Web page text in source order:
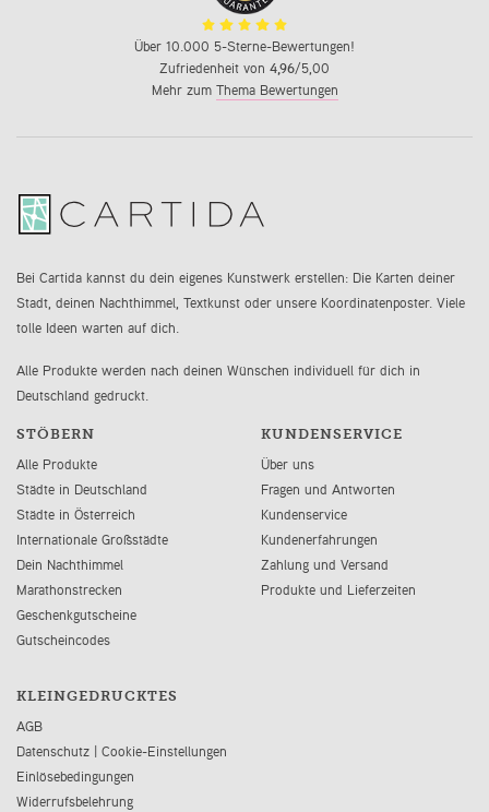
Über 10.000 5-Sterne-Bewertungen!
Zufriedenheit von 4,96/5,00
Mehr zum Thema Bewertungen
Bei Cartida kannst du dein eigenes Kunstwerk erstellen: Die Karten deiner
Stadt, deinen Nachthimmel, Textkunst oder unsere Koordinatenposter. Viele
tolle Ideen warten auf dich.
Alle Produkte werden nach deinen Wünschen individuell für dich in
Deutschland gedruckt.
STÖBERN
Alle Produkte
Städte in Deutschland
Städte in Österreich
Internationale Großstädte
Dein Nachthimmel
Marathonstrecken
Geschenkgutscheine
Gutscheincodes
KUNDENSERVICE
Über uns
Fragen und Antworten
Kundenservice
Kundenerfahrungen
Zahlung und Versand
Produkte und Lieferzeiten
KLEINGEDRUCKTES
AGB
Datenschutz | Cookie-Einstellungen
Einlösebedingungen
Widerrufsbelehrung